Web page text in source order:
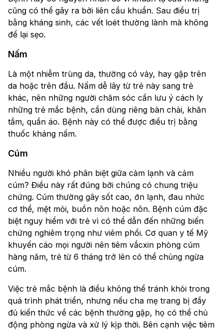
cũng có thể gây ra bởi liên cầu khuẩn. Sau điều trị
bằng kháng sinh, các vết loét thường lành mà không
để lại sẹo.
Nấm
Là một nhiễm trùng da, thường có vảy, hay gặp trên
da hoặc trên đầu. Nấm dễ lây từ trẻ này sang trẻ
khác, nên những người chăm sóc cần lưu ý cách ly
những trẻ mắc bệnh, cần dùng riêng bàn chải, khăn
tắm, quần áo. Bệnh này có thể được điều trị bằng
thuốc kháng nấm.
Cúm
Nhiều người khó phân biệt giữa cảm lạnh và cảm
cúm? Điều này rất đúng bởi chúng có chung triệu
chứng. Cúm thường gây sốt cao, ớn lạnh, đau nhức
cơ thể, mệt mỏi, buồn nôn hoặc nôn. Bệnh cúm đặc
biệt nguy hiểm với trẻ vì có thể dẫn đến những biến
chứng nghiêm trọng như viêm phổi. Cơ quan y tế Mỹ
khuyến cáo mọi người nên tiêm vắcxin phòng cúm
hàng năm, trẻ từ 6 tháng trở lên có thể chủng ngừa
cúm.
Việc trẻ mắc bệnh là điều không thể tránh khỏi trong
quá trình phát triển, nhưng nếu cha mẹ trang bị đầy
đủ kiến thức về các bệnh thường gặp, họ có thể chủ
động phòng ngừa và xử lý kịp thời. Bên cạnh việc tiêm